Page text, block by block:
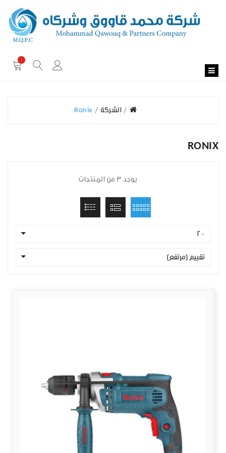
0
الشركة Ronix
RONIX
يوجد 3 من المنتجات
20
تقييم (مرتفع)